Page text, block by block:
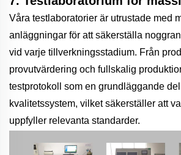
Våra testlaboratorier är utrustade med
anläggningar för att säkerställa
vid varje tillverkningsstadium. Från
provutvärdering och fullskalig
testprotokoll som en grundläggande
kvalitetssystem, vilket säkerställer att
uppfyller relevanta standarder.